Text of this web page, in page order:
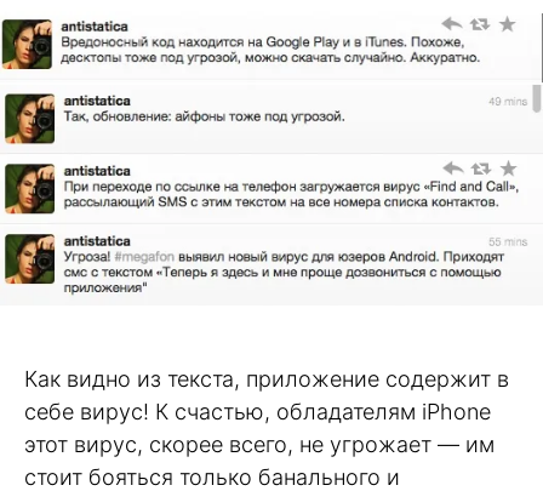
Как видно из текста, приложение содержит в
себе вирус! К счастью, обладателям iPhone
этот вирус, скорее всего, не угрожает — им
стоит бояться только банального и